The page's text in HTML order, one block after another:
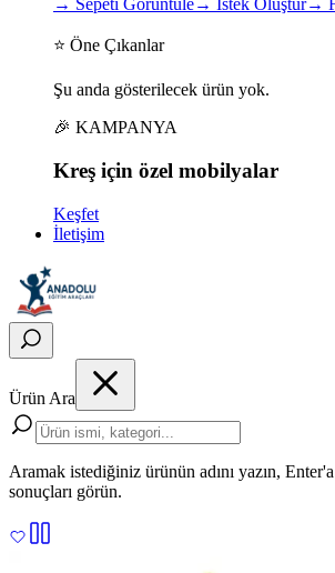
→ Sepeti Görüntüle→ İstek Oluştur→
⭐ Öne Çıkanlar
Şu anda gösterilecek ürün yok.
🎉 KAMPANYA
Kreş için özel mobilyalar
Keşfet
İletişim
Ürün Ara
Aramak istediğiniz ürünün adını yazın,
sonuçları görün.